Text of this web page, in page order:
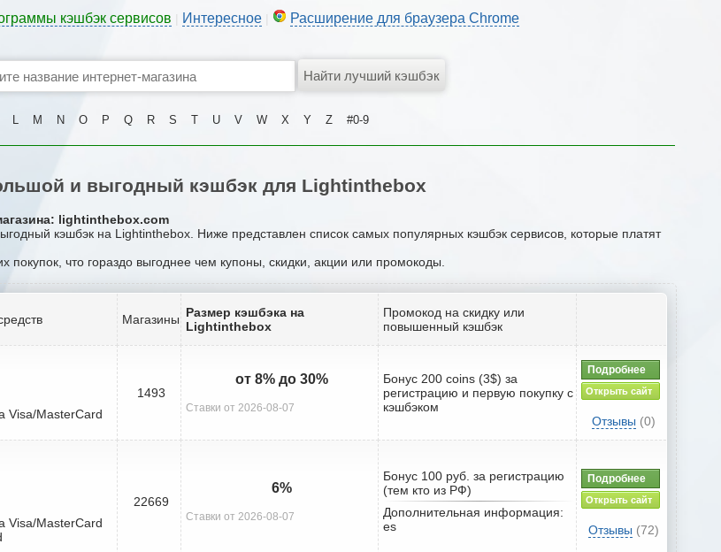
кэшбэк сервисов Интересное Расширение для браузера Chrome
L M N O P Q R S T U V W X Y Z #0-9
и выгодный кэшбэк для Lightinthebox
lightinthebox.com
кэшбэк на Lightinthebox. Ниже представлен список самых популярных кэшбэк сервисов, которые платят
покупок, что гораздо выгоднее чем купоны, скидки, акции или промокоды.
Магазины Размер кэшбэка на
Lightinthebox
Промокод на скидку или
повышенный кэшбэк
Visa/MasterCard
1493
от 8% до 30%
Ставки от 2026-08-07
Бонус 200 coins (3$) за
регистрацию и первую покупку с
кэшбэком
Подробнее
Открыть сайт
Отзывы (0)
Visa/MasterCard
22669
6%
Ставки от 2026-08-07
Бонус 100 руб. за регистрацию
(тем кто из РФ)
Дополнительная информация:
es
Подробнее
Открыть сайт
Отзывы (72)